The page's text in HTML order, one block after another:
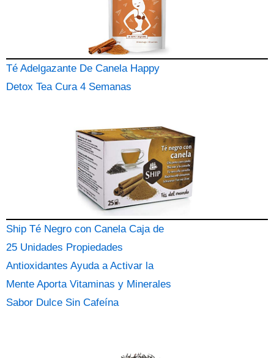
Té Adelgazante De Canela Happy
Detox Tea Cura 4 Semanas
Ship Té Negro con Canela Caja de
25 Unidades Propiedades
Antioxidantes Ayuda a Activar la
Mente Aporta Vitaminas y Minerales
Sabor Dulce Sin Cafeína